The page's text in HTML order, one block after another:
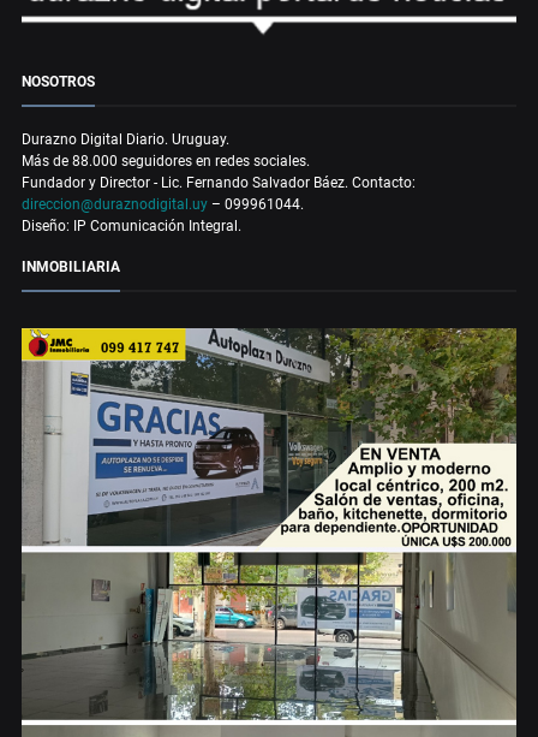
NOSOTROS
Durazno Digital Diario. Uruguay.
Más de 88.000 seguidores en redes sociales.
Fundador y Director - Lic. Fernando Salvador Báez. Contacto:
direccion@duraznodigital.uy – 099961044.
Diseño: IP Comunicación Integral.
INMOBILIARIA